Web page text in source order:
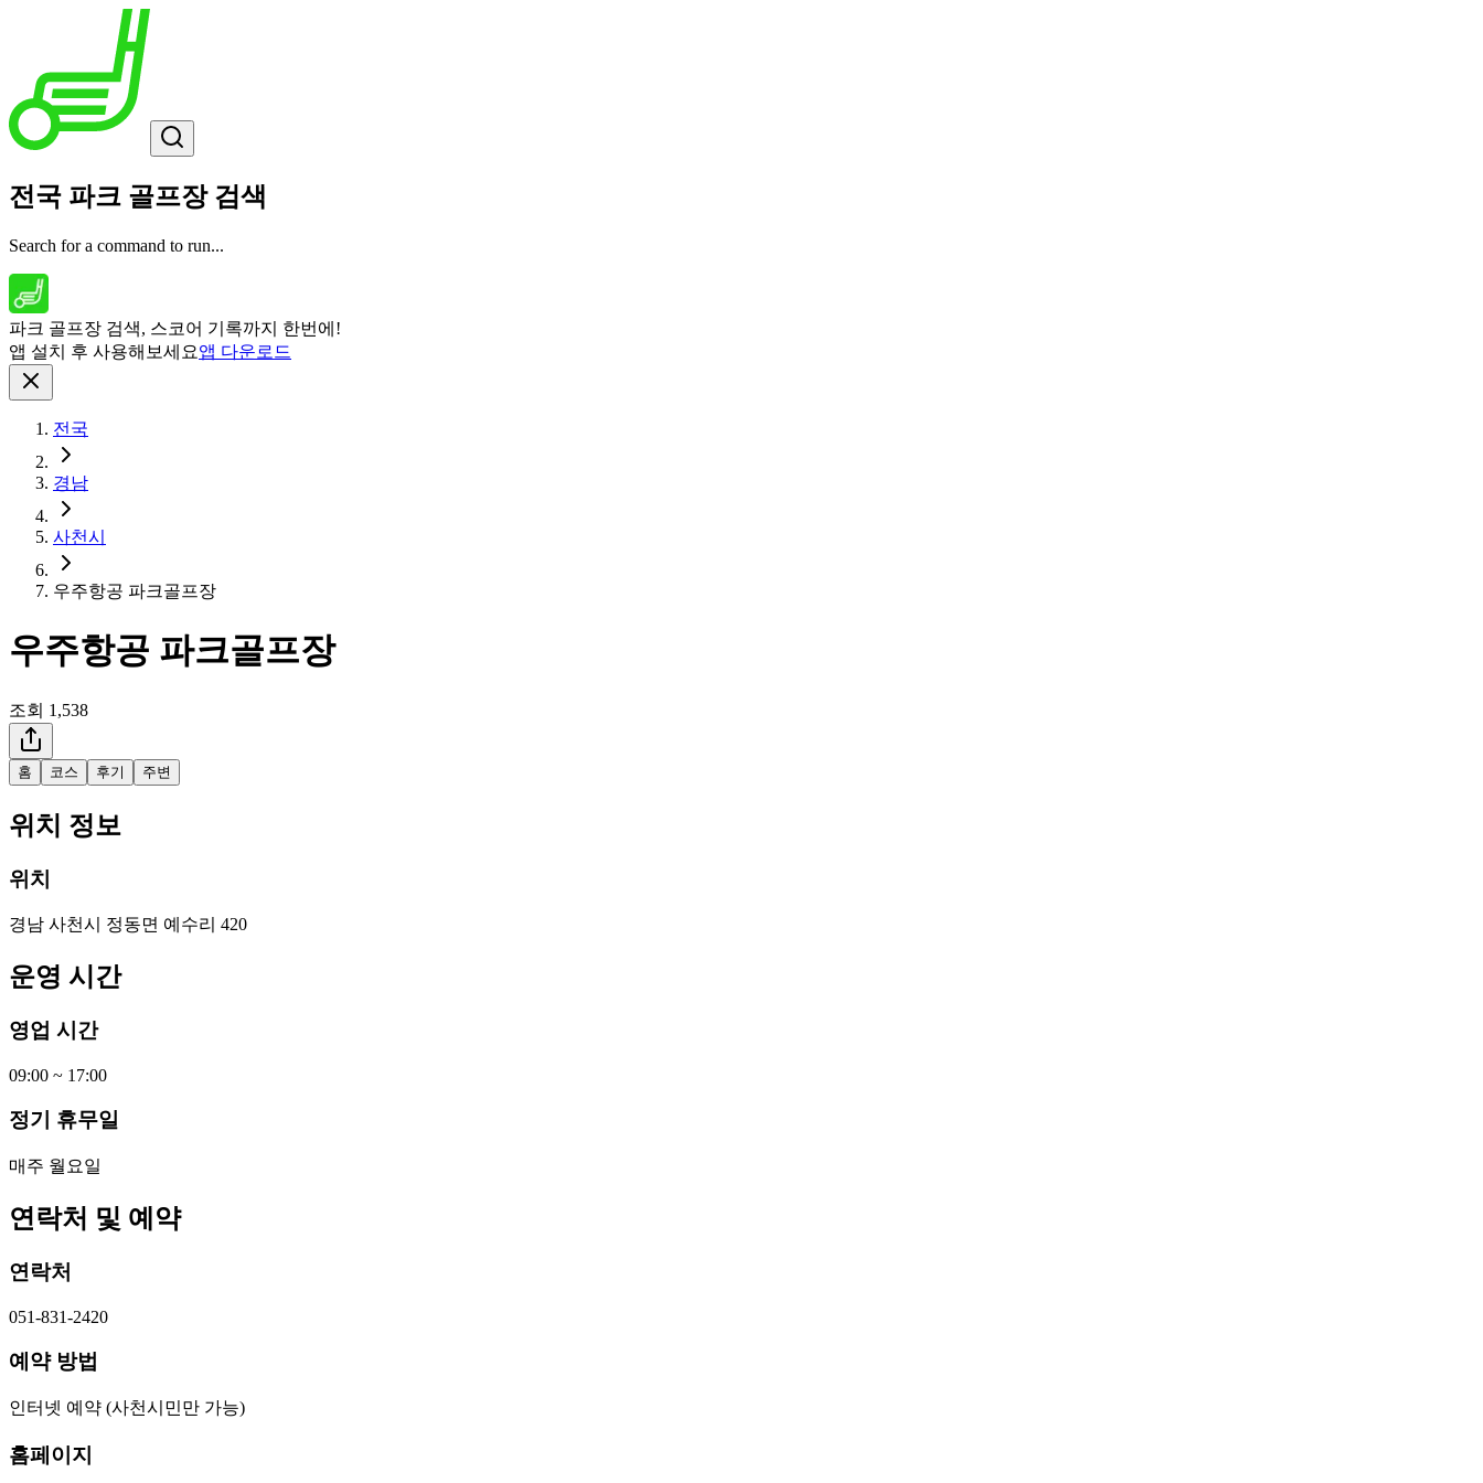
전국 파크 골프장 검색
Search for a command to run...
파크 골프장 검색, 스코어 기록까지 한번에!
앱 설치 후 사용해보세요앱 다운로드
전국
경남
사천시
우주항공 파크골프장
우주항공 파크골프장
조회 1,538
홈 코스 후기 주변
위치 정보
위치
경남 사천시 정동면 예수리 420
운영 시간
영업 시간
09:00 ~ 17:00
정기 휴무일
매주 월요일
연락처 및 예약
연락처
051-831-2420
예약 방법
인터넷 예약 (사천시민만 가능)
홈페이지